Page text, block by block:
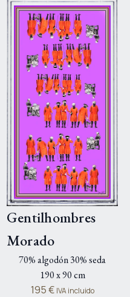
Gentilhombres
Morado
70% algodón 30% seda
190 x 90 cm
195€ IVA incluido